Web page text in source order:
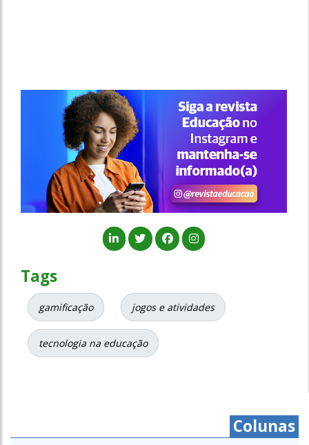
Tags
gamificação jogos e atividades
tecnologia na educação
Colunas